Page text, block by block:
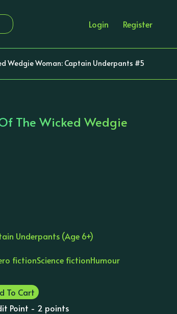
Login Register
Wedgie Woman: Captain Underpants #5
The Wicked Wedgie
Underpants (Age 6+)
fictionScience fictionHumour
To Cart
Point - 2 points